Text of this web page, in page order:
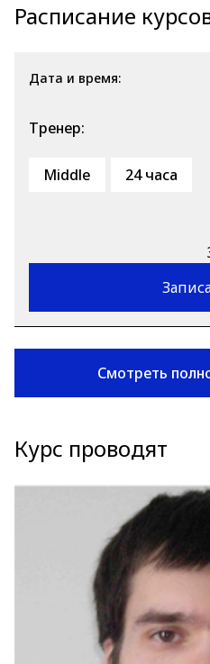
Расписание
Дата и время:
Тренер:
Middle 24 часа
Смотреть
Курс проводят